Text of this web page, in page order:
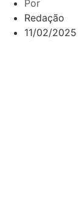
Por
Redação
11/02/2025